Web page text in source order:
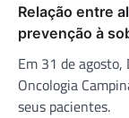
Relação entre
prevenção à
Em 31 de
Oncologia
seus pacientes.